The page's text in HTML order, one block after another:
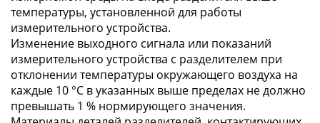
температуры, установленной для работы
измерительного устройства.
Изменение выходного сигнала или показаний
измерительного устройства с разделителем при
отклонении температуры окружающего воздуха на
каждые 10 °С в указанных выше пределах не должно
превышать 1 % нормирующего значения.